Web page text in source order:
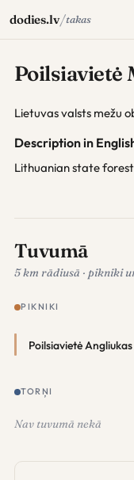
dodies.lv/takas
Poilsiavietė
Lietuvas valsts mežu
Description in
Lithuanian state
Tuvumā
5 km rādiusā · pikniki
PIKNIKI
Poilsiavietė Angliukas
TORŅI
Nav tuvumā nekā